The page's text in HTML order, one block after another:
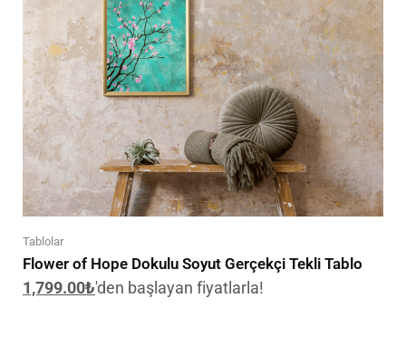
Tablolar
Flower of Hope Dokulu Soyut Gerçekçi Tekli Tablo
1,799.00₺'den başlayan fiyatlarla!